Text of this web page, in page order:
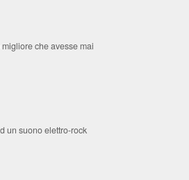
che avesse mai
un suono elettro-rock